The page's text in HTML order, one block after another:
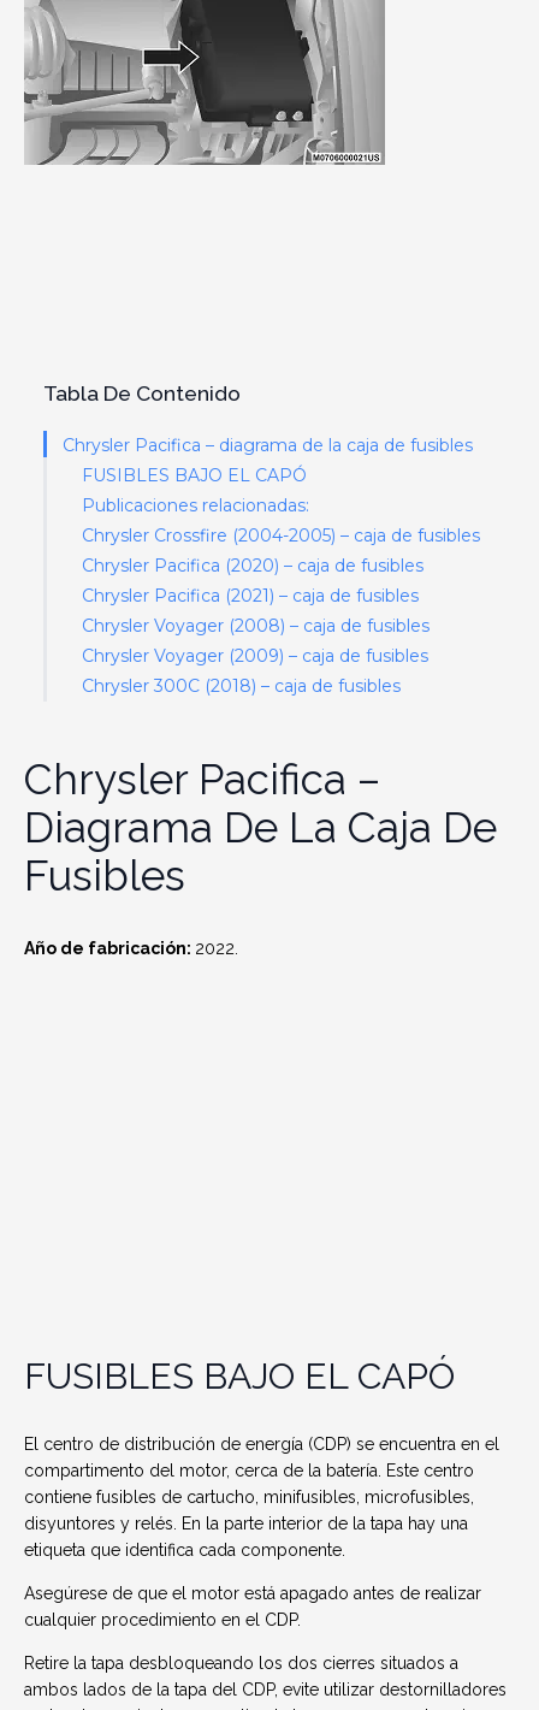
Tabla De Contenido
Chrysler Pacifica – diagrama de la caja de fusibles
FUSIBLES BAJO EL CAPÓ
Publicaciones relacionadas:
Chrysler Crossfire (2004-2005) – caja de fusibles
Chrysler Pacifica (2020) – caja de fusibles
Chrysler Pacifica (2021) – caja de fusibles
Chrysler Voyager (2008) – caja de fusibles
Chrysler Voyager (2009) – caja de fusibles
Chrysler 300C (2018) – caja de fusibles
Chrysler Pacifica –
Diagrama De La Caja De
Fusibles
Año de fabricación: 2022.
FUSIBLES BAJO EL CAPÓ
El centro de distribución de energía (CDP) se encuentra en el
compartimento del motor, cerca de la batería. Este centro
contiene fusibles de cartucho, minifusibles, microfusibles,
disyuntores y relés. En la parte interior de la tapa hay una
etiqueta que identifica cada componente.
Asegúrese de que el motor está apagado antes de realizar
cualquier procedimiento en el CDP.
Retire la tapa desbloqueando los dos cierres situados a
ambos lados de la tapa del CDP, evite utilizar destornilladores